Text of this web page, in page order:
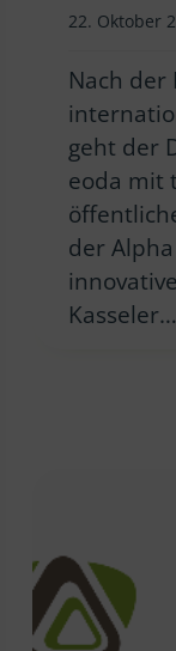
22. Oktober
Nach
geht der
eoda mit
der
Kasseler…